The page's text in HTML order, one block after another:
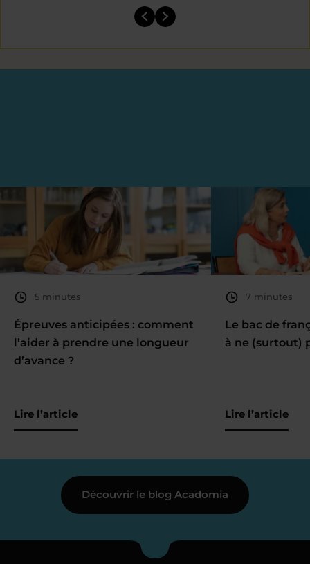
5 minutes
Épreuves anticipées : comment
l’aider à prendre une longueur
d’avance ?
Lire l’article
7 minutes
Le bac de
à ne (surtout)
Lire l’article
Découvrir le blog Acadomia